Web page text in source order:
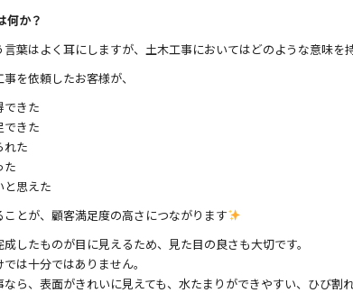
何か？
葉はよく耳にしますが、土木工事においてはどのような意味を
を依頼したお客様が、
できた
できた
れた
た
と思えた
ことが、顧客満足度の高さにつながります
したものが目に見えるため、見た目の良さも大切です。
は十分ではありません。
ら、表面がきれいに見えても、水たまりができやすい、ひび割